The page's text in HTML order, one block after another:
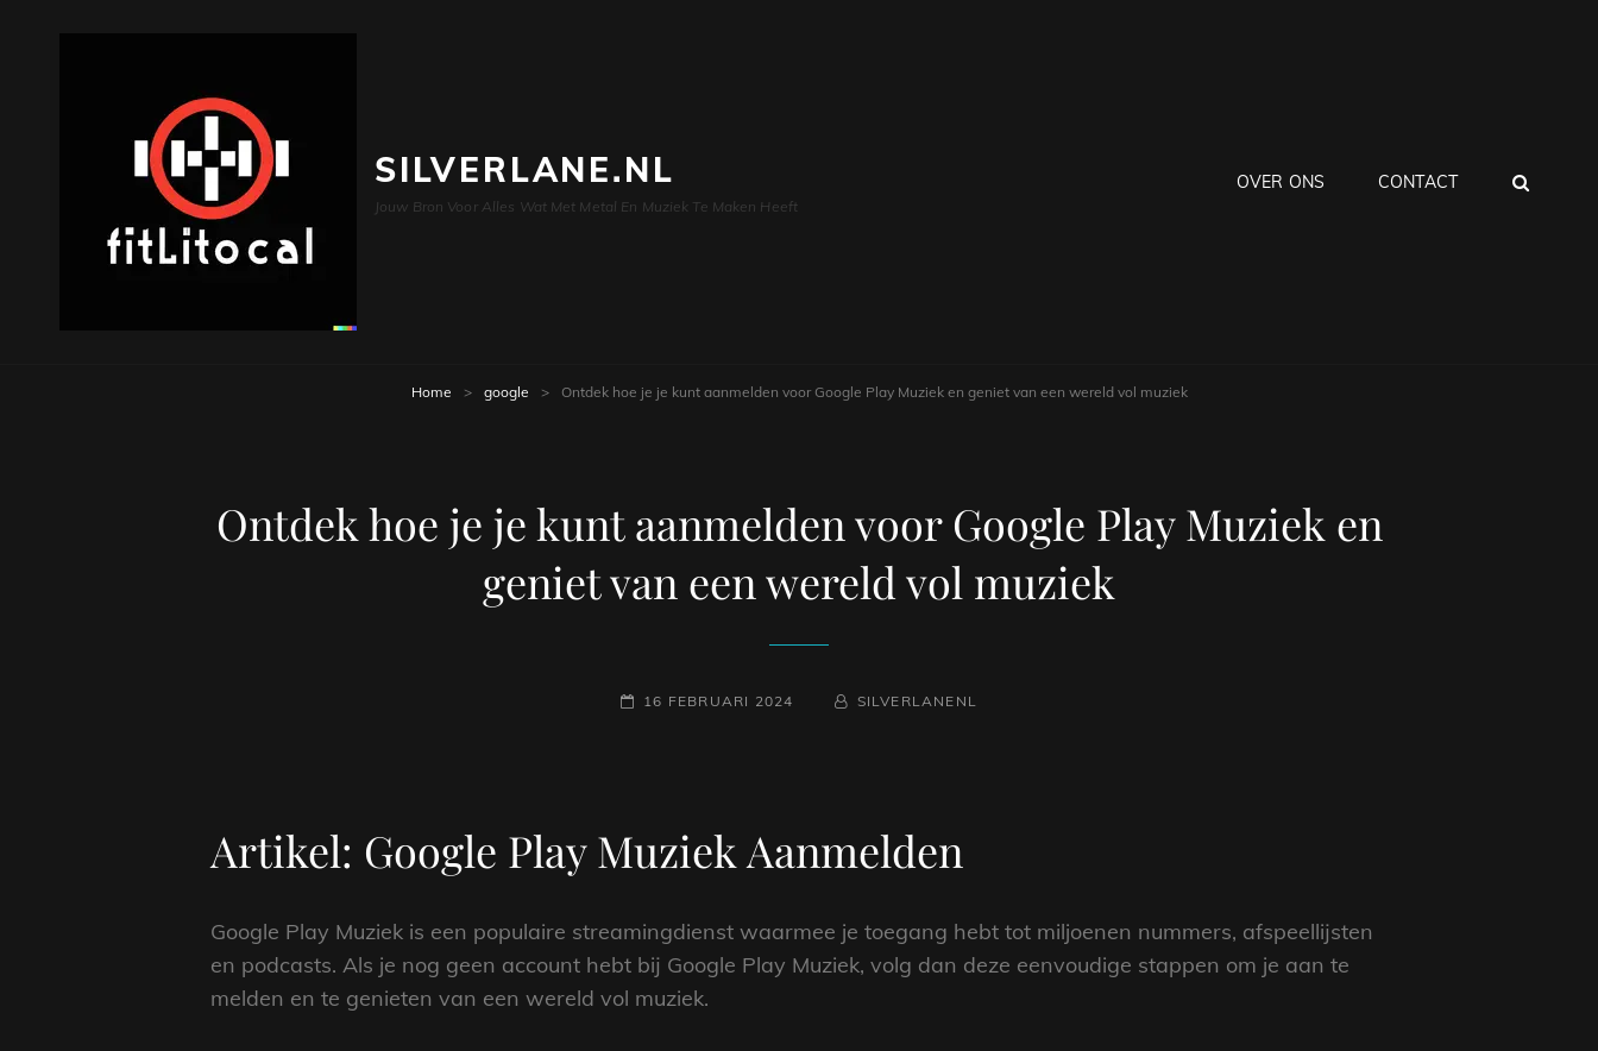
SILVERLANE.NL
Jouw Bron Voor Alles Wat Met Metal En Muziek Te Maken Heeft
OVER ONS CONTACT
Home > google > Ontdek hoe je je kunt aanmelden voor Google Play Muziek en geniet van een wereld vol muziek
Ontdek hoe je je kunt aanmelden voor Google Play Muziek en
geniet van een wereld vol muziek
GEPLAATST
16 FEBRUARI 2024 NAAMREGEL
BYLINE
SILVERLANENL
Artikel: Google Play Muziek Aanmelden
Google Play Muziek is een populaire streamingdienst waarmee je toegang hebt tot miljoenen nummers, afspeellijsten
en podcasts. Als je nog geen account hebt bij Google Play Muziek, volg dan deze eenvoudige stappen om je aan te
melden en te genieten van een wereld vol muziek.